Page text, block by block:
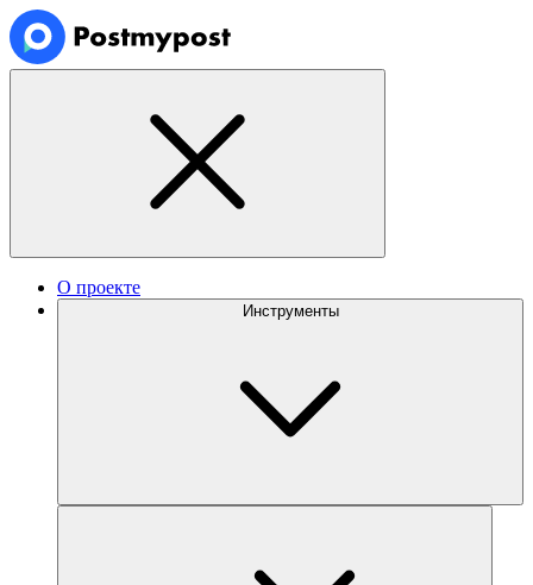
О проекте
Инструменты